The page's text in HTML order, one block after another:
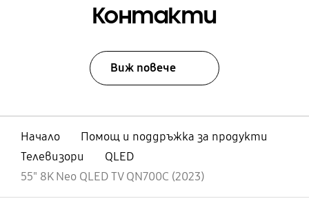
Контакти
Виж повече
Начало
Помощ и поддръжка за продукти
Телевизори
QLED
55" 8K Neo QLED TV QN700C (2023)